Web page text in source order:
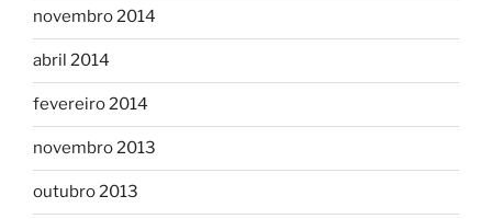
novembro 2014
abril 2014
fevereiro 2014
novembro 2013
outubro 2013